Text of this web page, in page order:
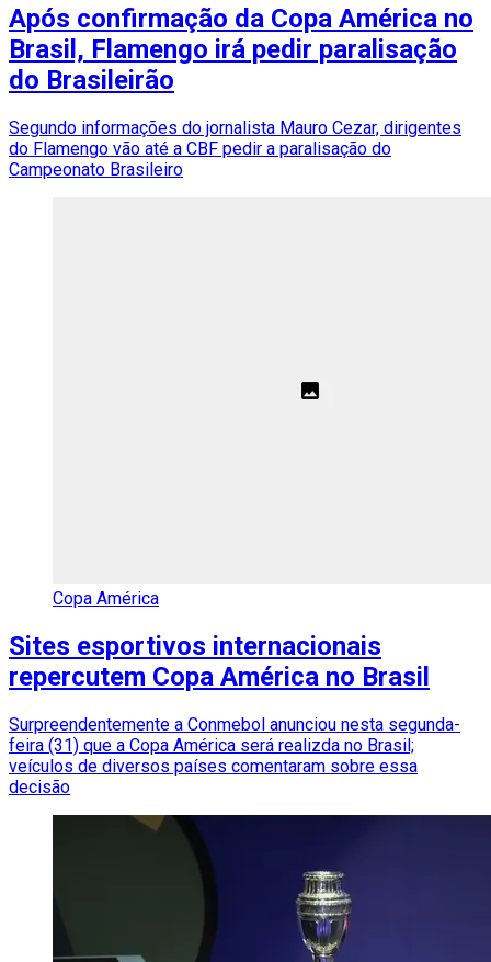
Após confirmação da Copa América no
Brasil, Flamengo irá pedir paralisação
do Brasileirão
Segundo informações do jornalista Mauro Cezar, dirigentes
do Flamengo vão até a CBF pedir a paralisação do
Campeonato Brasileiro
Copa América
Sites esportivos internacionais
repercutem Copa América no Brasil
Surpreendentemente a Conmebol anunciou nesta segunda-
feira (31) que a Copa América será realizda no Brasil;
veículos de diversos países comentaram sobre essa
decisão